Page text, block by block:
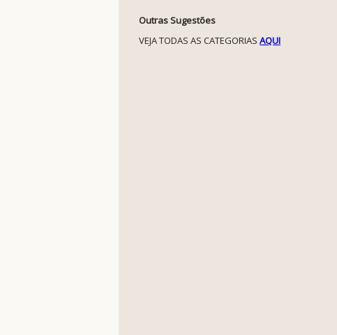
Outras Sugestões
VEJA TODAS AS CATEGORIAS AQUI